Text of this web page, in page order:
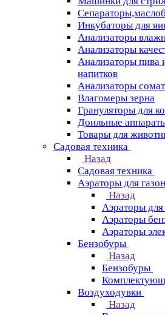
Инкубаторы для
Анализаторы
Анализаторы
Анализаторы пива
напитков
Анализаторы
Влагомеры зерна
Грануляторы для
Доильные
Товары для
Садовая техника
Назад
Садовая техника
Аэраторы для
Назад
Аэраторы для
Аэраторы
Аэраторы
Бензобуры
Назад
Бензобуры
Воздуходувки
Назад